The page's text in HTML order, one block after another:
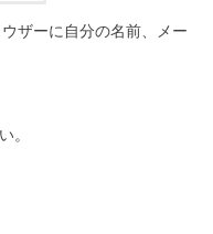
ザーに自分の名前、メー
。